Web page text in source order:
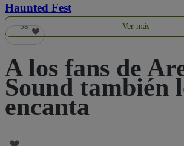
Haunted Fest
58 Ver más
A los fans de
Sound también
encanta